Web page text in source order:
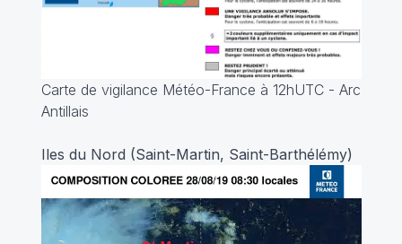
Carte de vigilance Météo-France à 12hUTC - Arc
Antillais
Iles du Nord (Saint-Martin, Saint-Barthélémy)